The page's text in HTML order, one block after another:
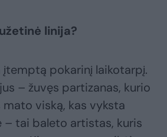
linija?
įtemptą pokarinį laikotarpį.
– žuvęs partizanas, kurio
viską, kas vyksta
– tai baleto artistas, kuris